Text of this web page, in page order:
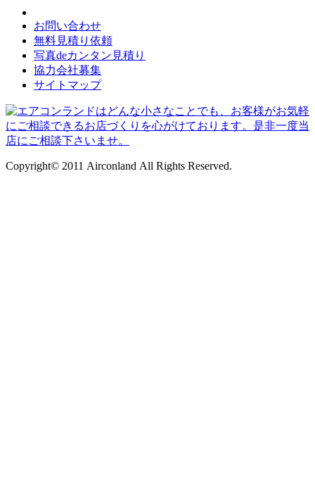
お問い合わせ
無料見積り依頼
写真deカンタン見積り
協力会社募集
サイトマップ
Copyright© 2011 Airconland All Rights Reserved.